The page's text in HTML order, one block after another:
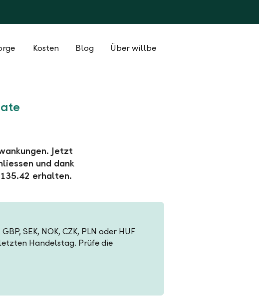
Kosten Blog Über willbe
Jetzt
und dank
erhalten.
SEK, NOK, CZK, PLN oder HUF
Handelstag. Prüfe die